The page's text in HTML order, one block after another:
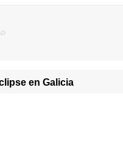
en Galicia